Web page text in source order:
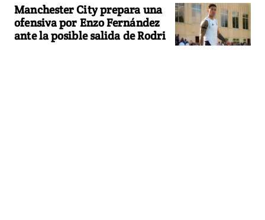
Manchester City prepara una
ofensiva por Enzo Fernández
ante la posible salida de Rodri